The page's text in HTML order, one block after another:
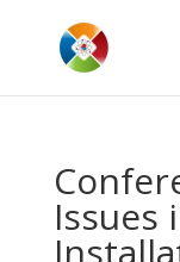
Issues